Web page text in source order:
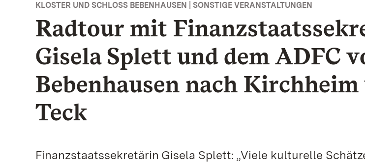
KLOSTER UND SCHLOSS BEBENHAUSEN | SONSTIGE VERANSTALTUNGEN
Radtour mit
Gisela Splett und dem ADFC
Bebenhausen nach
Teck
Finanzstaatssekretärin Gisela Splett: „Viele kulturelle